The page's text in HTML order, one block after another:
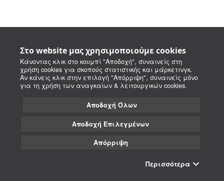
Στο website μας χρησιμοποιούμε cookies
Κάνοντας κλικ στο κουμπί "Αποδοχή", συναινείς στη
χρήση cookies για σκοπούς στατιστικής και μάρκετινγκ.
Αν κάνεις κλικ στην επιλογή "Απόρριψη", συναινείς μόνο
για τη χρήση των αναγκαίων & λειτουργικών cookies.
Αποδοχή Όλων
Αποδοχή Επιλεγμένων
Απόρριψη
Περισσότερα